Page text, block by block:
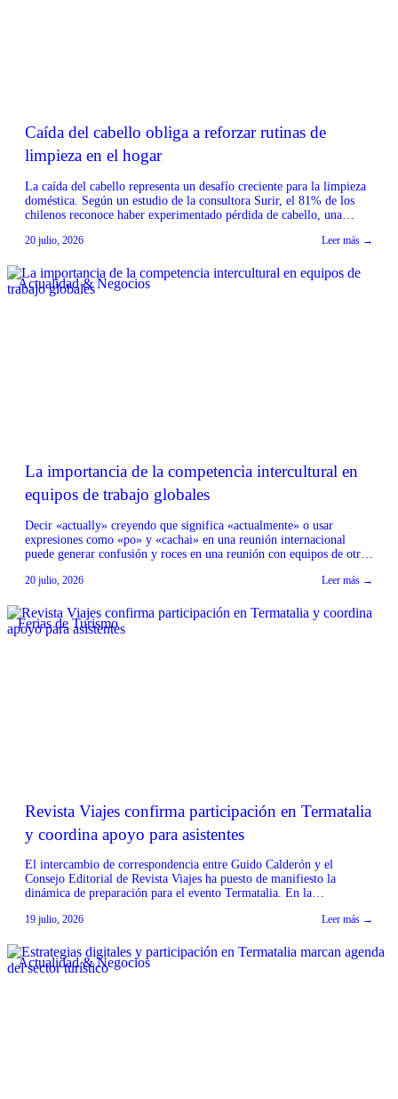
Caída del cabello obliga a reforzar rutinas de
limpieza en el hogar
La caída del cabello representa un desafío creciente para la limpieza
doméstica. Según un estudio de la consultora Surir, el 81% de los
chilenos reconoce haber experimentado pérdida de cabello, una
Desde la industria del aseo, Tineco & Ecovacs Chile señalan que esta
20 julio, 2026 Leer más →
Actualidad & Negocios
La importancia de la competencia intercultural en
equipos de trabajo globales
Decir «actually» creyendo que significa «actualmente» o usar
expresiones como «po» y «cachai» en una reunión internacional
puede generar confusión y roces en una reunión con equipos de otros
intercultural es tan importante como hablar inglés para trabajar de
20 julio, 2026 Leer más →
Ferias de Turismo
Revista Viajes confirma participación en Termatalia
y coordina apoyo para asistentes
El intercambio de correspondencia entre Guido Calderón y el
Consejo Editorial de Revista Viajes ha puesto de manifiesto la
dinámica de preparación para el evento Termatalia. En la
Revista Viajes, confirmó su participación en la próxima edición de
[…]
19 julio, 2026 Leer más →
Actualidad & Negocios